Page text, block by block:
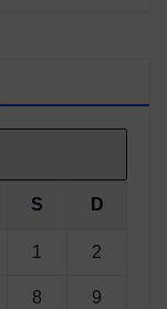
S D
1 2
8 9